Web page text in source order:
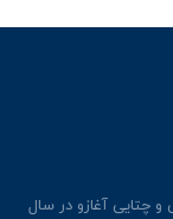
های نخی و چتایی آغازو در سال